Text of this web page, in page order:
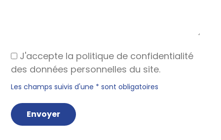
J'accepte la politique de confidentialité
des données personnelles du site.
Les champs suivis d'une * sont obligatoires